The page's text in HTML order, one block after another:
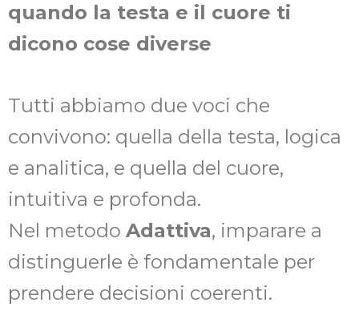
quando la testa e il cuore ti
dicono cose diverse
Tutti abbiamo due voci che
convivono: quella della testa, logica
e analitica, e quella del cuore,
intuitiva e profonda.
Nel metodo Adattiva, imparare a
distinguerle è fondamentale per
prendere decisioni coerenti.